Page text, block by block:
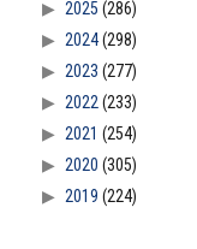
2025 (286)
2024(298)
2023 (277)
2022 (233)
2021 (254)
2020 (305)
2019 (224)